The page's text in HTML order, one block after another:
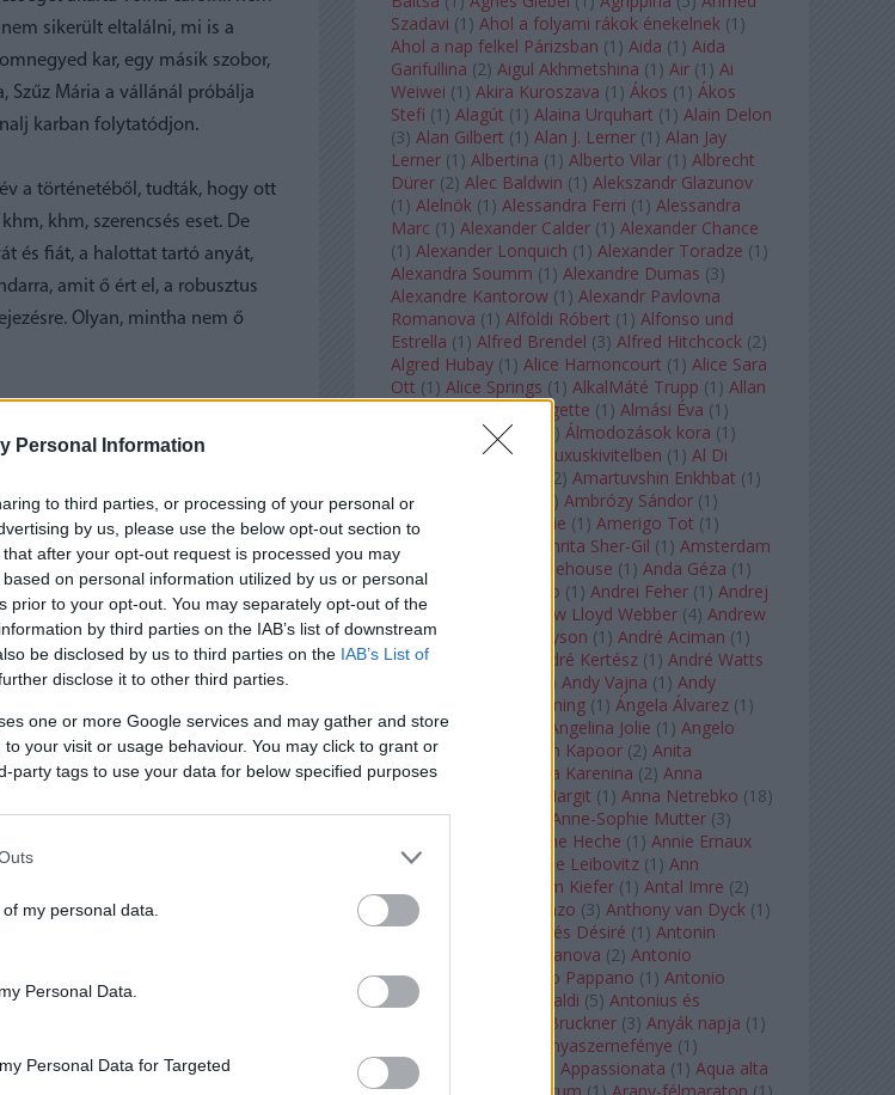
Personal Information
to third parties, or processing of your personal or
by us, please use the below opt-out section to
after your opt-out request is processed you may
on personal information utilized by us or personal
prior to your opt-out. You may separately opt-out of the
by third parties on the IAB’s list of downstream
be disclosed by us to third parties on the IAB’s List of
disclose it to other third parties.
one or more Google services and may gather and store
your visit or usage behaviour. You may click to grant or
party tags to use your data for below specified purposes
my personal data.
Personal Data.
Personal Data for Targeted
sikerült eltalálni, mi is a
kar, egy másik szobor,
Szűz Mária a vállánál próbálja
karban folytatódjon.
a történetéből, tudták, hogy ott
khm, szerencsés eset. De
és fiát, a halottat tartó anyát,
amit ő ért el, a robusztus
Olyan, mintha nem ő
Szadavi (1 ) Ahol a folyami rákok énekelnek (1 )
Ahol a nap felkel Párizsban (1 ) Aida (1 ) Aida
Garifullina (2) Aigul Akhmetshina (1 ) Air (1 ) Ai
Weiwei (1 ) Akira Kuroszava (1 ) Ákos (1 ) Ákos
Stefi (1 ) Alagút (1 ) Alaina Urquhart (1 ) Alain Delon
(3) Alan Gilbert (1 ) Alan J. Lerner (1 ) Alan Jay
Lerner (1 ) Albertina (1 ) Alberto Vilar (1 ) Albrecht
Dürer (2) Alec Baldwin (1 ) Alekszandr Glazunov
(1 ) Alelnök (1 ) Alessandra Ferri (1 ) Alessandra
Marc (1 ) Alexander Calder (1 ) Alexander Chance
(1 ) Alexander Lonquich (1 ) Alexander Toradze (1 )
Alexandra Soumm (1 ) Alexandre Dumas (3)
Alexandre Kantorow (1 ) Alexandr Pavlovna
Romanova (1 ) Alföldi Róbert (1 ) Alfonso und
Estrella (1 ) Alfred Brendel (3) Alfred Hitchcock (2)
Algred Hubay (1 ) Alice Harnoncourt (1 ) Alice Sara
Ott (1 ) Alice Springs (1 ) AlkalMáté Trupp (1 ) Allan
Clayton (1) Allen Midgette (1 ) Almási Éva (1 )
Almásy László Ede
) Álmodozások kora (1 )
(1 Álom luxuskivitelben (1 ) Al Di
2) Amartuvshin Enkhbat (1 )
Ambroise Thomas
) Ambrózy Sándor (1 )
Ambrus Kyri
Amélie (1 ) Amerigo Tot (1 )
Amikor Galéria
Amrita Sher-Gil (1 ) Amsterdam
Baroque
Amy Winehouse (1 ) Anda Géza (1 )
Andrea del Verrocchio (1 ) Andrei Feher (1 ) Andrej
Tarkovszkij
Andrew Lloyd Webber (4) Andrew
Staples
Andrew Tyson (1 ) André Aciman (1 )
André Chenier
André Kertész (1 ) André Watts
) Andy Vajna (1 ) Andy
Anette Bening (1 ) Ángela Álvarez (1 )
Angela Lansbury
Angelina Jolie (1 ) Angelo
Badalamenti
Anish Kapoor (2) Anita
Rachvelishvili
Anna Karenina (2) Anna
Anna Margit (1 ) Anna Netrebko (18)
Anna Vinnitskaya
Anne-Sophie Mutter (3)
Anne Heche (1 ) Annie Ernaux
1) Annie Hall Annie Leibovitz (1 ) Ann
Anselm Kiefer (1 ) Antal Imre (2)
Anthony Roth Costanzo (3) Anthony van Dyck (1 )
Antinous
Antoine és Désiré (1 ) Antonin
Antonio Canova (2) Antonio
Margheriti
Antonio Pappano (1 ) Antonio
Salieri
Antonio Vivaldi (5) Antonius és
Anton Bruckner (3) Anyák napja (1 )
Anyaszemefénye (1 )
Apokalipszis most
Appassionata (1 ) Aqua alta